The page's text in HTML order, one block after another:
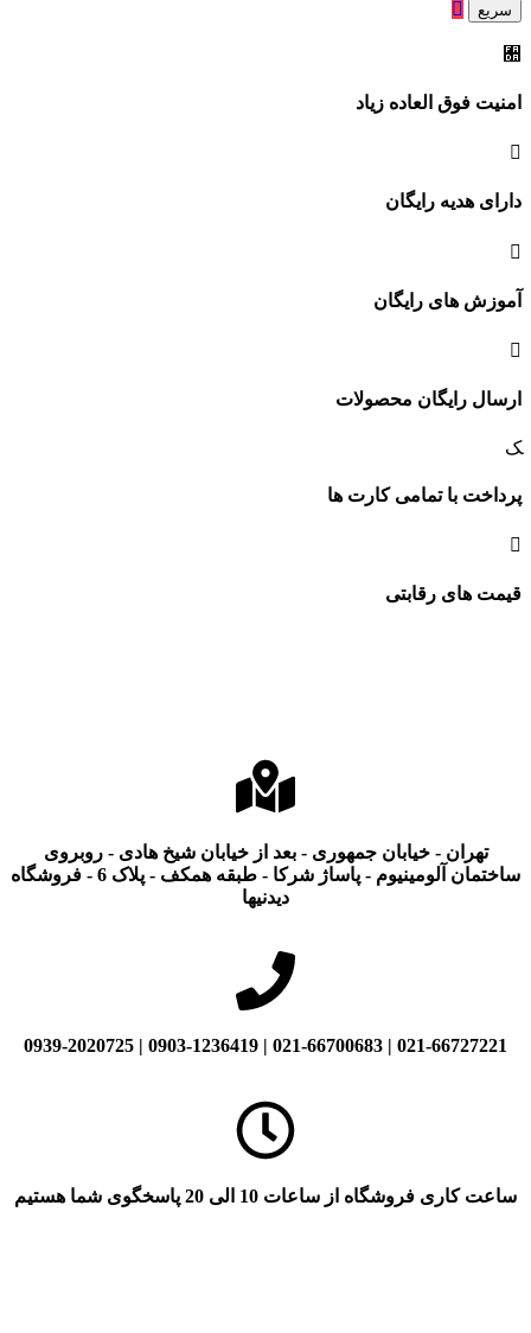
سریع
امنیت فوق العاده زیاد
دارای هدیه رایگان
آموزش های رایگان
ارسال رایگان محصولات
پرداخت با تمامی کارت ها
قیمت های رقابتی
تهران - خیابان جمهوری - بعد از خیابان شیخ هادی - روبروی
ساختمان آلومینیوم - پاساژ شرکا - طبقه همکف - پلاک 6 - فروشگاه
دیدنیها
021-66727221 | 021-66700683 | 0903-1236419 | 0939-2020725
ساعت کاری فروشگاه از ساعات 10 الی 20 پاسخگوی شما هستیم